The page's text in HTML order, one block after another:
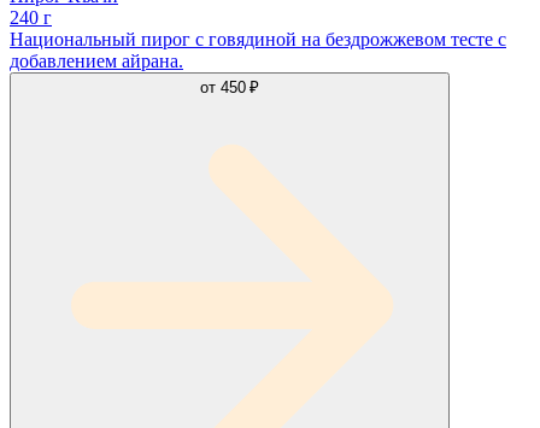
240 г
Национальный пирог с говядиной на бездрожжевом тесте с
добавлением айрана.
от 450 ₽